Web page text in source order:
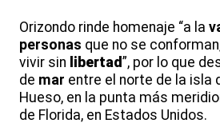
Orizondo rinde homenaje “a la
personas que no se
vivir sin libertad”, por lo que
de mar entre el norte de la isla
Hueso, en la punta más
de Florida, en Estados Unidos.